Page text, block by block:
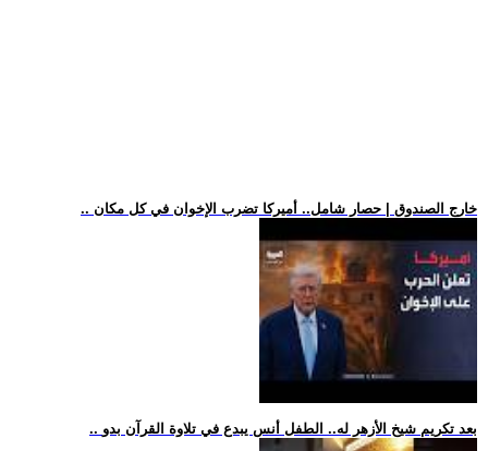
.. خارج الصندوق | حصار شامل.. أميركا تضرب الإخوان في كل مكان
.. بعد تكريم شيخ الأزهر له.. الطفل أنس يبدع في تلاوة القرآن بدو